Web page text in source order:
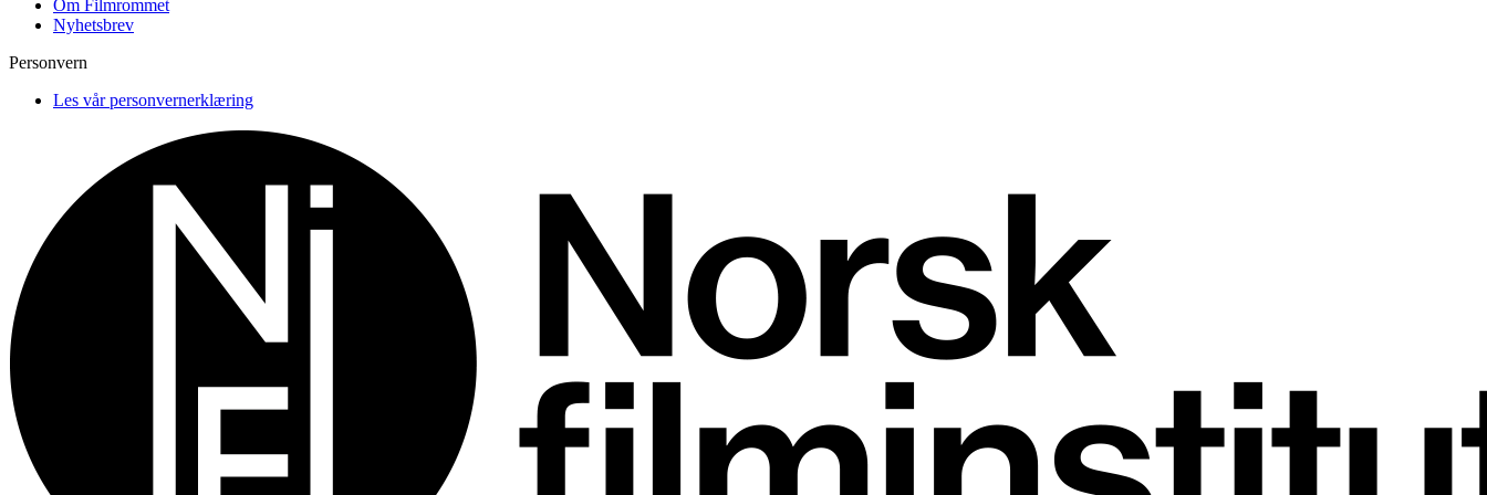
Om Filmrommet
Nyhetsbrev
Personvern
Les vår personvernerklæring